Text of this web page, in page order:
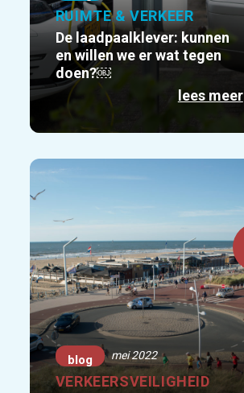
RUIMTE & VERKEER
De laadpaalklever: kunnen
en willen we er wat tegen
doen?￼
lees meer
blog mei 2022
VERKEERSVEILIGHEID